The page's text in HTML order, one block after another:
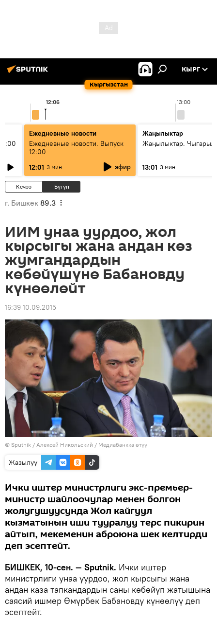
Кыргызстан
КЫРГ
13:00
12:06
Ежедневные новости
Ежедневные новости. Выпуск
12:00
12:01 3 мин эфир
Жаңылыктар
Жаңылыктар.
13:01 3 мин
Кечээ Бүгүн
г. Бишкек 89.3
ИИМ унаа уурдоо, жол
кырсыгы жана андан көз
жумгандардын
көбөйүшүнө Бабановду
күнөөлөйт
16:39 10.09.2015
© Sputnik / Алексей Никольский / Медиабанкка өтүү
Жазылуу
Ички иштер министрлиги экс-премьер-
министр шайлоочулар менен болгон
жолугушуусунда Жол кайгуул
кызматынын иши тууралуу терс пикирин
айтып, мекеменин аброюна шек келтирди
деп эсептейт.
БИШКЕК, 10-сен. — Sputnik. Ички иштер
министрлиги унаа уурдоо, жол кырсыгы жана
андан каза тапкандардын саны көбөйүп жатышына
саясий ишмер Өмүрбек Бабановду күнөөлүү деп
эсептейт.